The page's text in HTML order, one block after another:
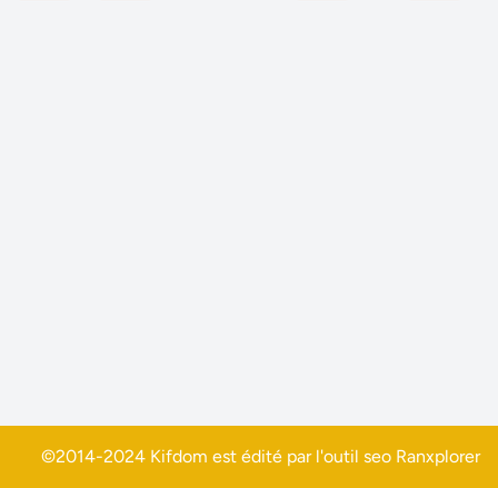
©2014-2024 Kifdom est édité par l'outil seo Ranxplorer